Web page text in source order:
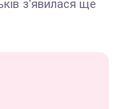
з'явилася ще